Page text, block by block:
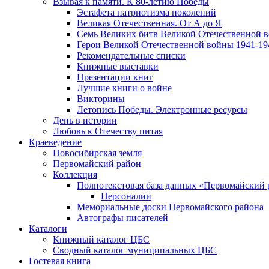
Эcтафета патриотизма поколений
Великая Отечественная. От А до Я
Семь Великих битв Великой Отечественной
Герои Великой Отечественной войны 1941-
Рекомендательные списки
Книжные выставки
Презентации книг
Лучшие книги о войне
Викторины
Летопись Победы. Электронные ресурсы
День в истории
Любовь к Отечеству питая
Краеведение
Новосибирская земля
Первомайский район
Коллекция
Полнотекстовая база данных «Первомайский
Персоналии
Мемориальные доски Первомайского района
Автографы писателей
Каталоги
Книжный каталог ЦБС
Сводный каталог муниципальных ЦБС
Гостевая книга